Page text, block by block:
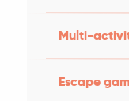
Multi-
Escape
Noël Poujade,
!